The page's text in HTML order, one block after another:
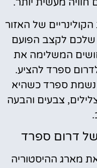
מעשית יותר.
של האזור
שלכם לקצב הפועם
המשלימה את
ספרד להציע.
נשמת ספרד כשהיא
צבעים והבעה
דרום ספרד
מארג ההיסטוריה